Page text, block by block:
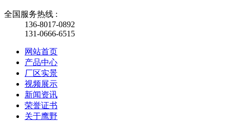
全国服务热线 :
136-8017-0892
131-0666-6515
网站首页
产品中心
厂区实景
视频展示
新闻资讯
荣誉证书
关于鹰野